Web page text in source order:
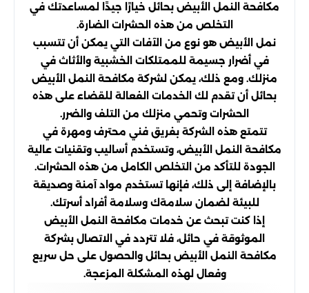
مكافحة النمل الأبيض بحائل خيارًا جيدًا لمساعدتك في
التخلص من هذه الحشرات الضارة.
نمل الأبيض هو نوع من الآفات التي يمكن أن تتسبب
في أضرار جسيمة للممتلكات الخشبية والأثاث في
منزلك. ومع ذلك، يمكن لشركة مكافحة النمل الأبيض
بحائل أن تقدم لك الخدمات الفعالة للقضاء على هذه
الحشرات وتحمي منزلك من التلف والضرر.
تتمتع هذه الشركة بفريق فني محترف ومهرة في
مكافحة النمل الأبيض، وتستخدم أساليب وتقنيات عالية
الجودة للتأكد من التخلص الكامل من هذه الحشرات.
بالإضافة إلى ذلك، فإنها تستخدم مواد آمنة وصديقة
للبيئة لضمان سلامةك وسلامة أفراد أسرتك.
إذا كنت تبحث عن خدمات مكافحة النمل الأبيض
الموثوقة في حائل، فلا تتردد في الاتصال بشركة
مكافحة النمل الأبيض بحائل والحصول على حل سريع
وفعال لهذه المشكلة المزعجة.